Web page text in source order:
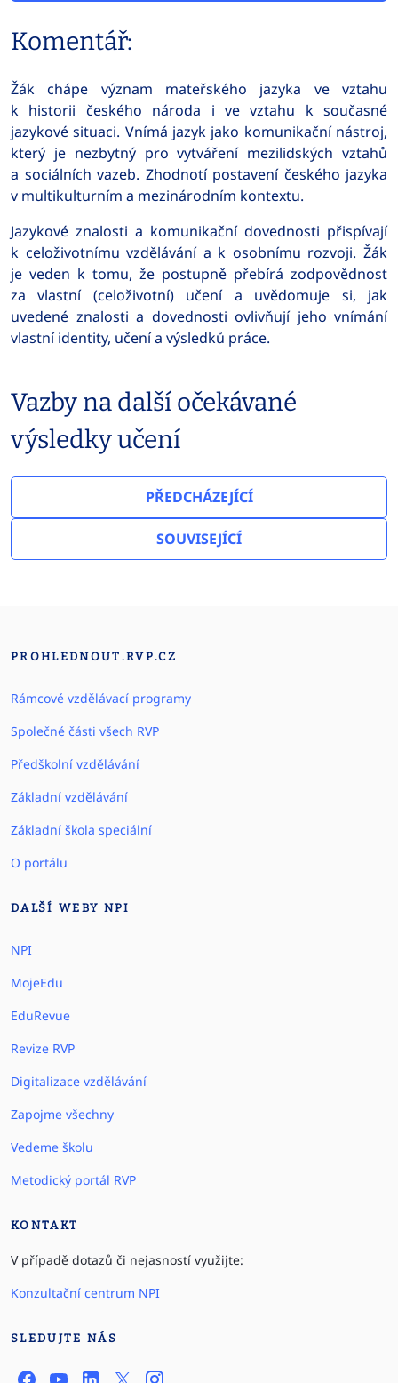
Komentář:
Žák chápe význam mateřského jazyka ve vztahu
k historii českého národa i ve vztahu k současné
jazykové situaci. Vnímá jazyk jako komunikační nástroj,
který je nezbytný pro vytváření mezilidských vztahů
a sociálních vazeb. Zhodnotí postavení českého jazyka
v multikulturním a mezinárodním kontextu.
Jazykové znalosti a komunikační dovednosti přispívají
k celoživotnímu vzdělávání a k osobnímu rozvoji. Žák
je veden k tomu, že postupně přebírá zodpovědnost
za vlastní (celoživotní) učení a uvědomuje si, jak
uvedené znalosti a dovednosti ovlivňují jeho vnímání
vlastní identity, učení a výsledků práce.
Vazby na další očekávané
výsledky učení
PŘEDCHÁZEJÍCÍ
SOUVISEJÍCÍ
PROHLEDNOUT.RVP.CZ
Rámcové vzdělávací programy
Společné části všech RVP
Předškolní vzdělávání
Základní vzdělávání
Základní škola speciální
O portálu
DALŠÍ WEBY NPI
NPI
MojeEdu
EduRevue
Revize RVP
Digitalizace vzdělávání
Zapojme všechny
Vedeme školu
Metodický portál RVP
KONTAKT
V případě dotazů či nejasností využijte:
Konzultační centrum NPI
SLEDUJTE NÁS